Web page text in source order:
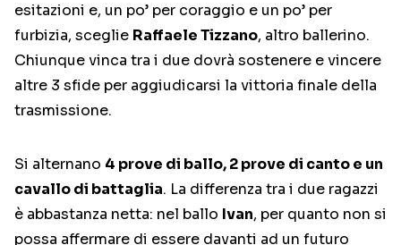
esitazioni e, un po’ per coraggio e un po’ per
furbizia, sceglie Raffaele Tizzano, altro ballerino.
Chiunque vinca tra i due dovrà sostenere e vincere
altre 3 sfide per aggiudicarsi la vittoria finale della
trasmissione.
Si alternano 4 prove di ballo, 2 prove di canto e un
cavallo di battaglia. La differenza tra i due ragazzi
è abbastanza netta: nel ballo Ivan, per quanto non si
possa affermare di essere davanti ad un futuro